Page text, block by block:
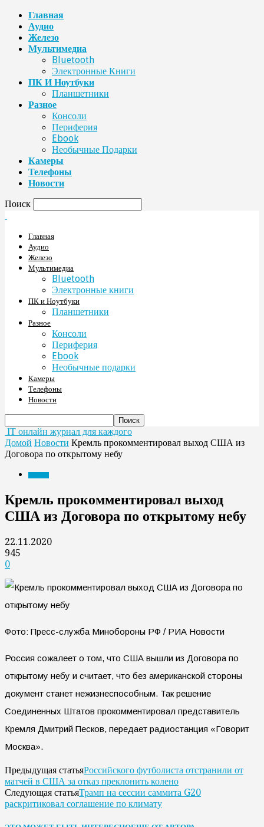
Главная
Аудио
Железо
Мультимедиа
Bluetooth
Электронные Книги
ПК И Ноутбуки
Планшетники
Разное
Консоли
Периферия
Ebook
Необычные Подарки
Камеры
Телефоны
Новости
Поиск
Главная
Аудио
Железо
Мультимедиа
Bluetooth
Электронные книги
ПК и Ноутбуки
Планшетники
Разное
Консоли
Периферия
Ebook
Необычные подарки
Камеры
Телефоны
Новости
IT онлайн журнал для каждого
Домой Новости Кремль прокомментировал выход США из
Договора по открытому небу
Кремль прокомментировал выход
США из Договора по открытому небу
22.11.2020
945
0
Фото: Пресс-служба Минобороны РФ / РИА Новости
Россия сожалеет о том, что США вышли из Договора по
открытому небу и считает, что без американской стороны
документ станет нежизнеспособным. Так решение
Соединенных Штатов прокомментировал представитель
Кремля Дмитрий Песков, передает радиостанция «Говорит
Москва».
Предыдущая статьяРоссийского футболиста отстранили от
матчей в США за отказ преклонить колено
Следующая статьяТрамп на сессии саммита G20
раскритиковал соглашение по климату